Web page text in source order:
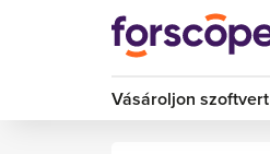
Vásároljon szoftvert